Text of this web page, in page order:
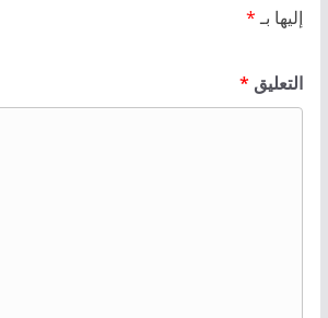
إليها بـ*
التعليق *